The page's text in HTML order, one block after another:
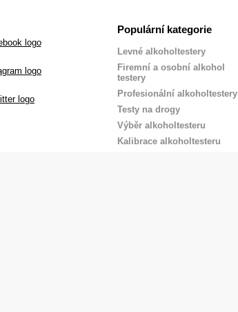
Populární kategorie
Levné alkoholtestery
Firemní a osobní alkohol
testery
Profesionální alkoholtestery
Testy na drogy
Výběr alkoholtesteru
Kalibrace alkoholtesteru